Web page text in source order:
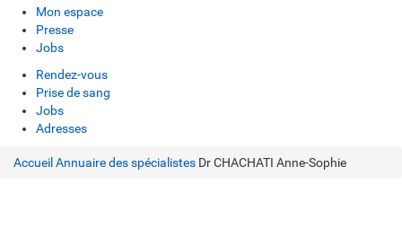
Mon espace
Presse
Jobs
Rendez-vous
Prise de sang
Jobs
Adresses
Accueil Annuaire des spécialistes Dr CHACHATI Anne-Sophie